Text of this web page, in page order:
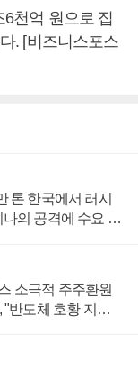
천억 원으로 집
. [비즈니스포스
톤 한국에서 러시
의 공격에 수요 늘
소극적 주주환원
"반도체 호황 지속